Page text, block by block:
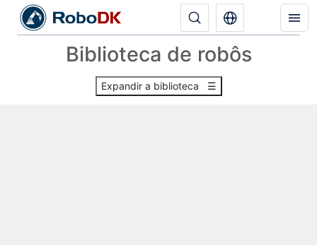
Biblioteca de robôs
Expandir a biblioteca ☰